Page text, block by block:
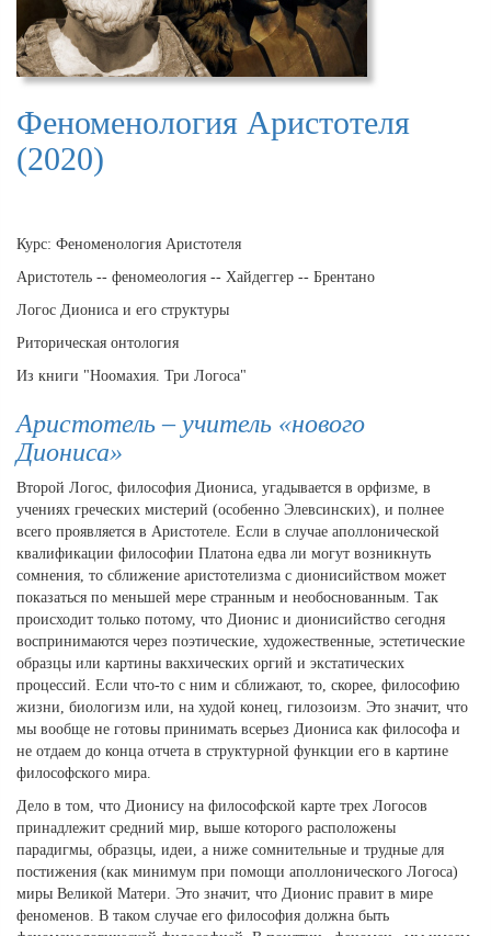
Феноменология Аристотеля
(2020)
Курс: Феноменология Аристотеля
Аристотель -- феномеология -- Хайдеггер -- Брентано
Логос Диониса и его структуры
Риторическая онтология
Из книги "Ноомахия. Три Логоса"
Аристотель – учитель «нового
Диониса»
Второй Логос, философия Диониса, угадывается в орфизме, в
учениях греческих мистерий (особенно Элевсинских), и полнее
всего проявляется в Аристотеле. Если в случае аполлонической
квалификации философии Платона едва ли могут возникнуть
сомнения, то сближение аристотелизма с дионисийством может
показаться по меньшей мере странным и необоснованным. Так
происходит только потому, что Дионис и дионисийство сегодня
воспринимаются через поэтические, художественные, эстетические
образцы или картины вакхических оргий и экстатических
процессий. Если что-то с ним и сближают, то, скорее, философию
жизни, биологизм или, на худой конец, гилозоизм. Это значит, что
мы вообще не готовы принимать всерьез Диониса как философа и
не отдаем до конца отчета в структурной функции его в картине
философского мира.
Дело в том, что Дионису на философской карте трех Логосов
принадлежит средний мир, выше которого расположены
парадигмы, образцы, идеи, а ниже сомнительные и трудные для
постижения (как минимум при помощи аполлонического Логоса)
миры Великой Матери. Это значит, что Дионис правит в мире
феноменов. В таком случае его философия должна быть